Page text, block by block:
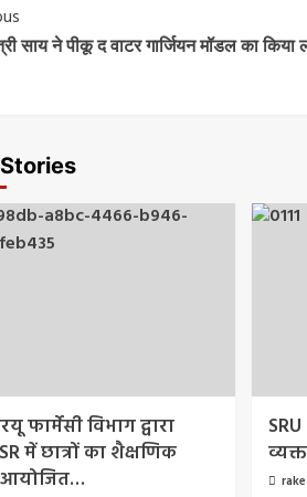
साय ने पीकू द वाटर गार्जियन मॉडल का किया
फार्मेसी विभाग द्वारा
में छात्रों का शैक्षणिक
आयोजित…